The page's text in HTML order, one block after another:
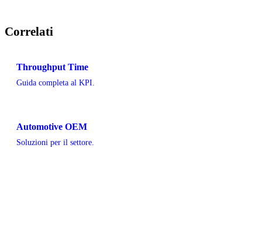
Correlati
Throughput Time
Guida completa al KPI.
Automotive OEM
Soluzioni per il settore.